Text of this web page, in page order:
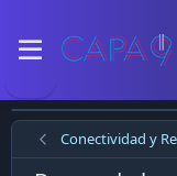
Conectividad y